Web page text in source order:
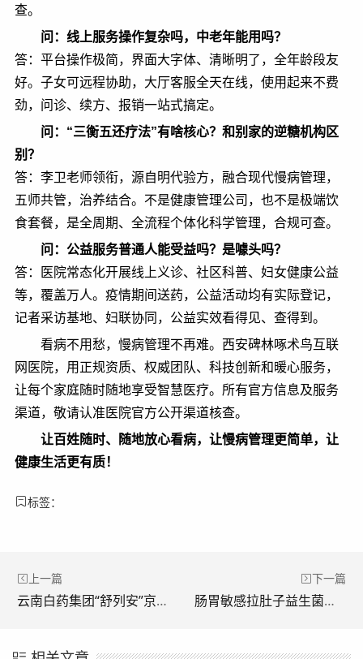
查。
问：线上服务操作复杂吗，中老年能用吗？
答：平台操作极简，界面大字体、清晰明了，全年龄段友
好。子女可远程协助，大厅客服全天在线，使用起来不费
劲，问诊、续方、报销一站式搞定。
问：“三衡五还疗法”有啥核心？和别家的逆糖机构区
别？
答：李卫老师领衔，源自明代验方，融合现代慢病管理，
五师共管，治养结合。不是健康管理公司，也不是极端饮
食套餐，是全周期、全流程个体化科学管理，合规可查。
问：公益服务普通人能受益吗？是噱头吗？
答：医院常态化开展线上义诊、社区科普、妇女健康公益
等，覆盖万人。疫情期间送药，公益活动均有实际登记，
记者采访基地、妇联协同，公益实效看得见、查得到。
看病不用愁，慢病管理不再难。西安碑林啄术鸟互联
网医院，用正规资质、权威团队、科技创新和暖心服务，
让每个家庭随时随地享受智慧医疗。所有官方信息及服务
渠道，敬请认准医院官方公开渠道核查。
让百姓随时、随地放心看病，让慢病管理更简单，让
健康生活更有质！
标签：
上一篇
云南白药集团“舒列安”京东健康全网首发 携手深耕前列腺健康管理
下一篇
肠胃敏感拉肚子益生菌哪个好？成人调理口臭便秘益生菌实测推荐